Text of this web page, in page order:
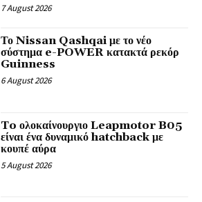
7 August 2026
Το Nissan Qashqai με το νέο
σύστημα e-POWER κατακτά ρεκόρ
Guinness
6 August 2026
To ολοκαίνουργιο Leapmotor B05
είναι ένα δυναμικό hatchback με
κουπέ αύρα
5 August 2026